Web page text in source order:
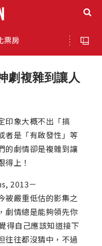
票房
劇複雜到讓人
象大概不出「搞
者是「有啟發性」等
的劇情卻是複雜到讓
上！
2013－
嚴重低估的影集之
劇情總是能夠領先你
得自己應該知道接下
往往都沒猜中，不過